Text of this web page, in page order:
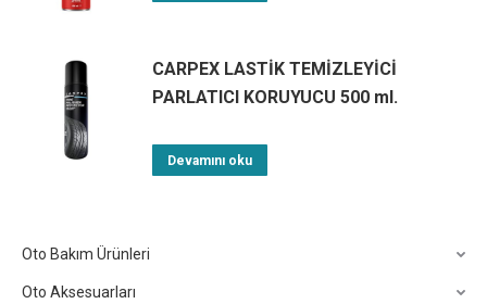
CARPEX LASTİK TEMİZLEYİCİ
PARLATICI KORUYUCU 500 ml.
Devamını oku
Oto Bakım Ürünleri
Oto Aksesuarları